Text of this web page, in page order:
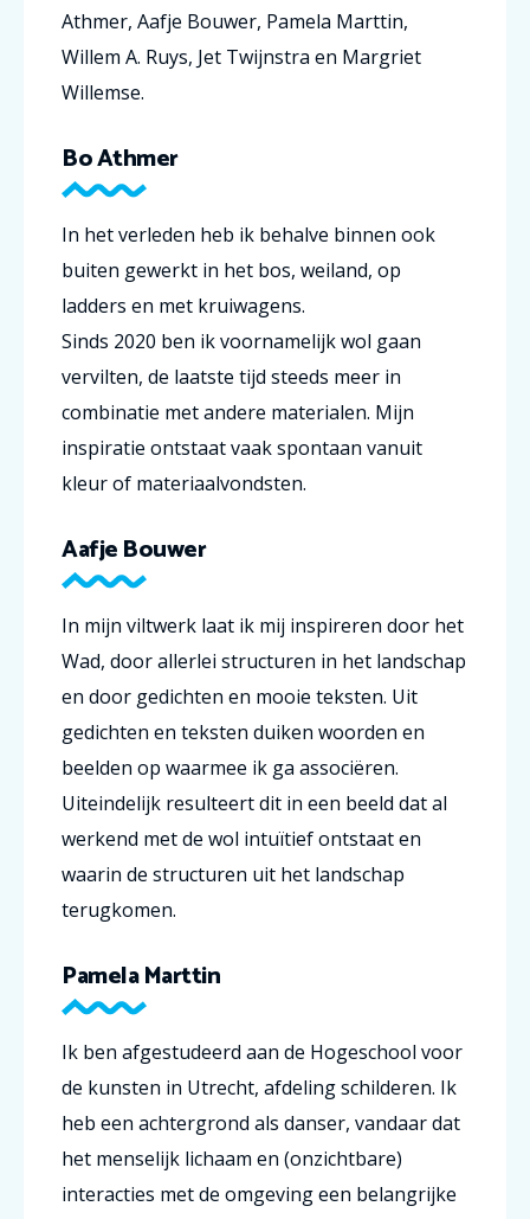
Athmer, Aafje Bouwer, Pamela Marttin,
Willem A. Ruys, Jet Twijnstra en Margriet
Willemse.
Bo Athmer
In het verleden heb ik behalve binnen ook
buiten gewerkt in het bos, weiland, op
ladders en met kruiwagens.
Sinds 2020 ben ik voornamelijk wol gaan
vervilten, de laatste tijd steeds meer in
combinatie met andere materialen. Mijn
inspiratie ontstaat vaak spontaan vanuit
kleur of materiaalvondsten.
Aafje Bouwer
In mijn viltwerk laat ik mij inspireren door het
Wad, door allerlei structuren in het landschap
en door gedichten en mooie teksten. Uit
gedichten en teksten duiken woorden en
beelden op waarmee ik ga associëren.
Uiteindelijk resulteert dit in een beeld dat al
werkend met de wol intuïtief ontstaat en
waarin de structuren uit het landschap
terugkomen.
Pamela Marttin
Ik ben afgestudeerd aan de Hogeschool voor
de kunsten in Utrecht, afdeling schilderen. Ik
heb een achtergrond als danser, vandaar dat
het menselijk lichaam en (onzichtbare)
interacties met de omgeving een belangrijke